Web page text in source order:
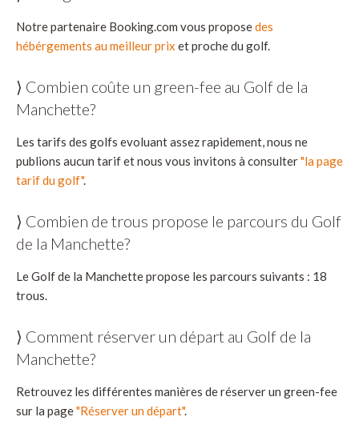
Notre partenaire Booking.com vous proposedes
hébérgements au meilleur prix et proche du golf.
⟩ Combien coûte un green-fee au Golf de la
Manchette?
Les tarifs des golfs evoluant assez rapidement, nous ne
publions aucun tarif et nous vous invitons à consulter"la page
tarif du golf".
⟩ Combien de trous propose le parcours du Golf
de la Manchette?
Le Golf de la Manchette propose les parcours suivants : 18
trous.
⟩ Comment réserver un départ au Golf de la
Manchette?
Retrouvez les différentes manières de réserver un green-fee
sur la page"Réserver un départ".